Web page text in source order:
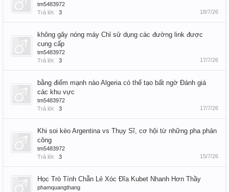
tm5483972
Trả lời:
3 18/7/26
không gây nóng máy Chỉ sử dụng các đường link được
cung cấp
tm5483972
Trả lời:
3 17/7/26
bằng điểm mạnh nào Algeria có thể tạo bất ngờ Đánh giá
các khu vực
tm5483972
Trả lời:
3 17/7/26
Khi soi kèo Argentina vs Thụy Sĩ, cơ hội từ những pha phản
công
tm5483972
Trả lời:
3 15/7/26
Học Trò Tính Chẵn Lẻ Xóc Đĩa Kubet Nhanh Hơn Thầy
phamquangthang